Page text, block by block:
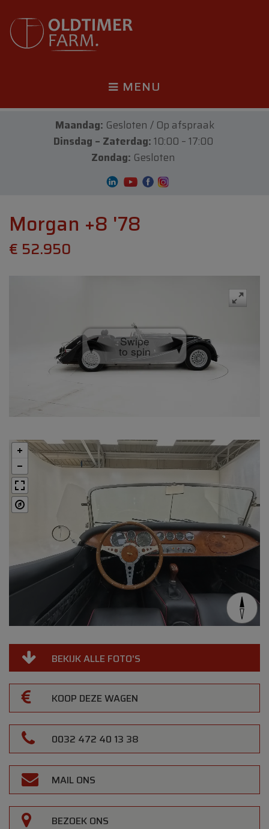
MENU
Maandag: Gesloten / Op afspraak
Dinsdag – Zaterdag:10:00 – 17:00
Zondag: Gesloten
Morgan +8 '78
€ 52.950
Swipe
to spin
BEKIJK ALLE FOTO'S
KOOP DEZE WAGEN
0032 472 40 13 38
MAIL ONS
BEZOEK ONS